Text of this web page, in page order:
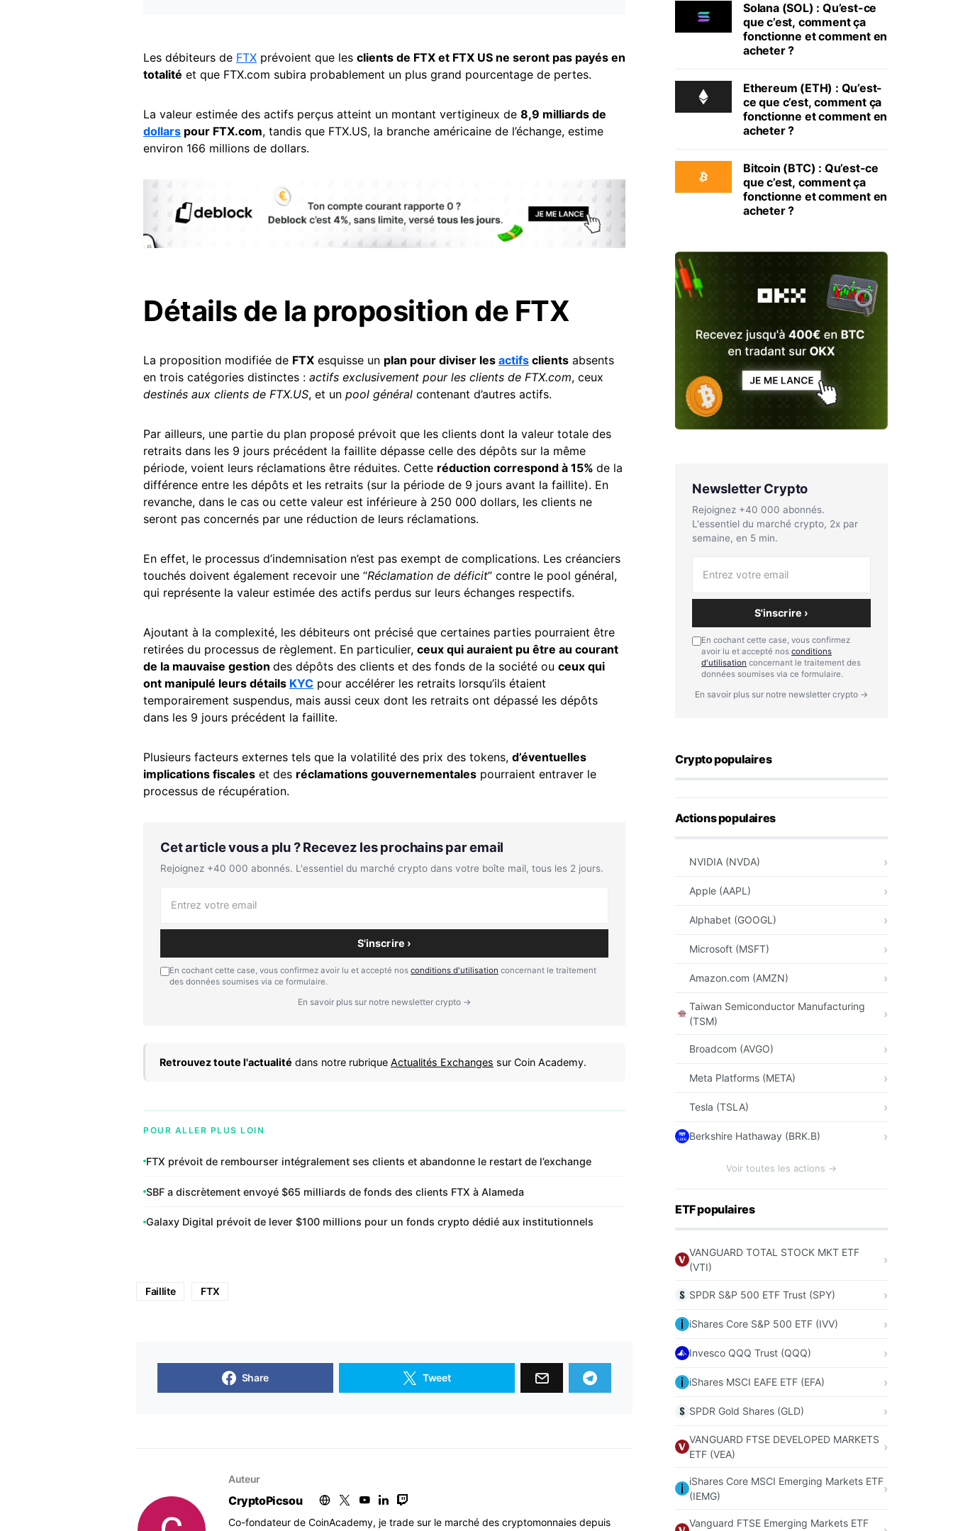
Les débiteurs de FTX prévoient que les clients de FTX et FTX US ne seront pas payés en
totalité et que FTX.com subira probablement un plus grand pourcentage de pertes.
La valeur estimée des actifs perçus atteint un montant vertigineux de 8,9 milliards de
dollars pour FTX.com, tandis que FTX.US, la branche américaine de l’échange, estime
environ 166 millions de dollars.
Détails de la proposition de FTX
La proposition modifiée de FTX esquisse un plan pour diviser les actifs clients absents
en trois catégories distinctes : actifs exclusivement pour les clients de FTX.com, ceux
destinés aux clients de FTX.US, et un pool général contenant d’autres actifs.
Par ailleurs, une partie du plan proposé prévoit que les clients dont la valeur totale des
retraits dans les 9 jours précédent la faillite dépasse celle des dépôts sur la même
période, voient leurs réclamations être réduites. Cette réduction correspond à 15% de la
différence entre les dépôts et les retraits (sur la période de 9 jours avant la faillite). En
revanche, dans le cas ou cette valeur est inférieure à 250 000 dollars, les clients ne
seront pas concernés par une réduction de leurs réclamations.
En effet, le processus d’indemnisation n’est pas exempt de complications. Les créanciers
touchés doivent également recevoir une “Réclamation de déficit” contre le pool général,
qui représente la valeur estimée des actifs perdus sur leurs échanges respectifs.
Ajoutant à la complexité, les débiteurs ont précisé que certaines parties pourraient être
retirées du processus de règlement. En particulier, ceux qui auraient pu être au courant
de la mauvaise gestion des dépôts des clients et des fonds de la société ou ceux qui
ont manipulé leurs détails KYC pour accélérer les retraits lorsqu’ils étaient
temporairement suspendus, mais aussi ceux dont les retraits ont dépassé les dépôts
dans les 9 jours précédent la faillite.
Plusieurs facteurs externes tels que la volatilité des prix des tokens, d’éventuelles
implications fiscales et des réclamations gouvernementales pourraient entraver le
processus de récupération.
Cet article vous a plu ? Recevez les prochains par email
Rejoignez +40 000 abonnés. L'essentiel du marché crypto dans votre boîte mail, tous les 2 jours.
S'inscrire ›
En cochant cette case, vous confirmez avoir lu et accepté nos conditions d'utilisation concernant le traitement
des données soumises via ce formulaire.
En savoir plus sur notre newsletter crypto →
Retrouvez toute l'actualité dans notre rubrique Actualités Exchanges sur Coin Academy.
POUR ALLER PLUS LOIN
FTX prévoit de rembourser intégralement ses clients et abandonne le restart de l’exchange
SBF a discrètement envoyé $65 milliards de fonds des clients FTX à Alameda
Galaxy Digital prévoit de lever $100 millions pour un fonds crypto dédié aux institutionnels
Faillite FTX
Share Tweet
Auteur
CryptoPicsou
Co-fondateur de CoinAcademy, je trade sur le marché des cryptomonnaies depuis
Solana (SOL) : Qu’est-ce
que c’est, comment ça
fonctionne et comment en
acheter ?
Ethereum (ETH) : Qu’est-
ce que c’est, comment ça
fonctionne et comment en
acheter ?
Bitcoin (BTC) : Qu’est-ce
que c’est, comment ça
fonctionne et comment en
acheter ?
Newsletter Crypto
Rejoignez +40 000 abonnés.
L'essentiel du marché crypto, 2x par
semaine, en 5 min.
S'inscrire ›
En cochant cette case, vous confirmez
avoir lu et accepté nos conditions
d'utilisation concernant le traitement des
données soumises via ce formulaire.
En savoir plus sur notre newsletter crypto →
Crypto populaires
Actions populaires
NVIDIA (NVDA)
Apple (AAPL)
Alphabet (GOOGL)
Microsoft (MSFT)
Amazon.com (AMZN)
Taiwan Semiconductor Manufacturing
(TSM)
Broadcom (AVGO)
Meta Platforms (META)
Tesla (TSLA)
Berkshire Hathaway (BRK.B)
Voir toutes les actions →
ETF populaires
VANGUARD TOTAL STOCK MKT ETF
(VTI)
SPDR S&P 500 ETF Trust (SPY)
iShares Core S&P 500 ETF (IVV)
Invesco QQQ Trust (QQQ)
iShares MSCI EAFE ETF (EFA)
SPDR Gold Shares (GLD)
VANGUARD FTSE DEVELOPED MARKETS
ETF (VEA)
iShares Core MSCI Emerging Markets ETF
(IEMG)
Vanguard FTSE Emerging Markets ETF